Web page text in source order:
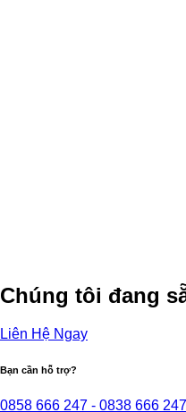
Chúng tôi đang
Liên Hệ Ngay
Bạn cần hỗ trợ?
0858 666 247 - 0838 666 247